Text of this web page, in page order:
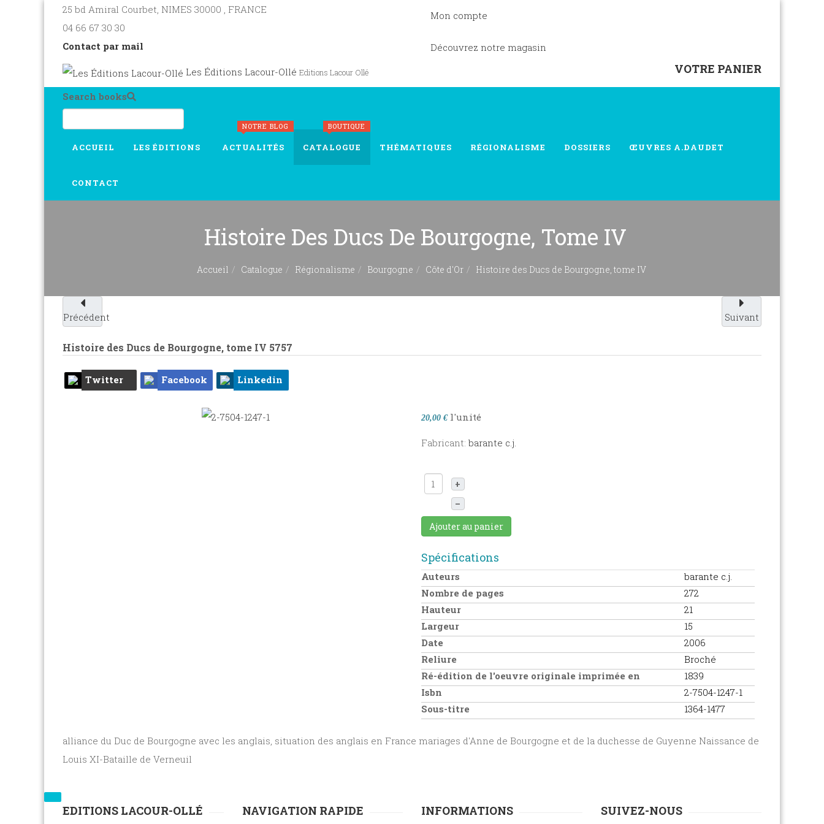
25 bd Amiral Courbet, NIMES 30000 , FRANCE
04 66 67 30 30
Contact par mail
Mon compte
Découvrez notre magasin
Les Éditions Lacour-Ollé Editions Lacour Ollé VOTRE PANIER
Search books
ACCUEIL LES ÉDITIONS ACTUALITÉS
NOTRE BLOG
CATALOGUE
BOUTIQUE
THÉMATIQUES RÉGIONALISME DOSSIERS ŒUVRES A.DAUDET
CONTACT
Histoire Des Ducs De Bourgogne, Tome IV
Accueil Catalogue Régionalisme Bourgogne Côte d'Or Histoire des Ducs de Bourgogne, tome IV
Précédent Suivant
Histoire des Ducs de Bourgogne, tome IV 5757
Twitter Facebook Linkedin
20,00 € l'unité
Fabricant: barante c.j.
+
–
Ajouter au panier
Spécifications
Auteurs
barante c.j.
Nombre de pages
272
Hauteur
21
Largeur
15
Date
2006
Reliure
Broché
Ré-édition de l'oeuvre originale imprimée en
1839
Isbn
2-7504-1247-1
Sous-titre
1364-1477
alliance du Duc de Bourgogne avec les anglais, situation des anglais en France mariages d'Anne de Bourgogne et de la duchesse de Guyenne Naissance de
Louis XI-Bataille de Verneuil
EDITIONS LACOUR-OLLÉ NAVIGATION RAPIDE INFORMATIONS SUIVEZ-NOUS